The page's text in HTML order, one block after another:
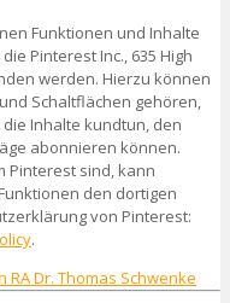
Funktionen und Inhalte
Pinterest Inc., 635 High
werden. Hierzu können
Schaltflächen gehören,
Inhalte kundtun, den
abonnieren können.
Pinterest sind, kann
den dortigen
von Pinterest:
.
Dr. Thomas Schwenke